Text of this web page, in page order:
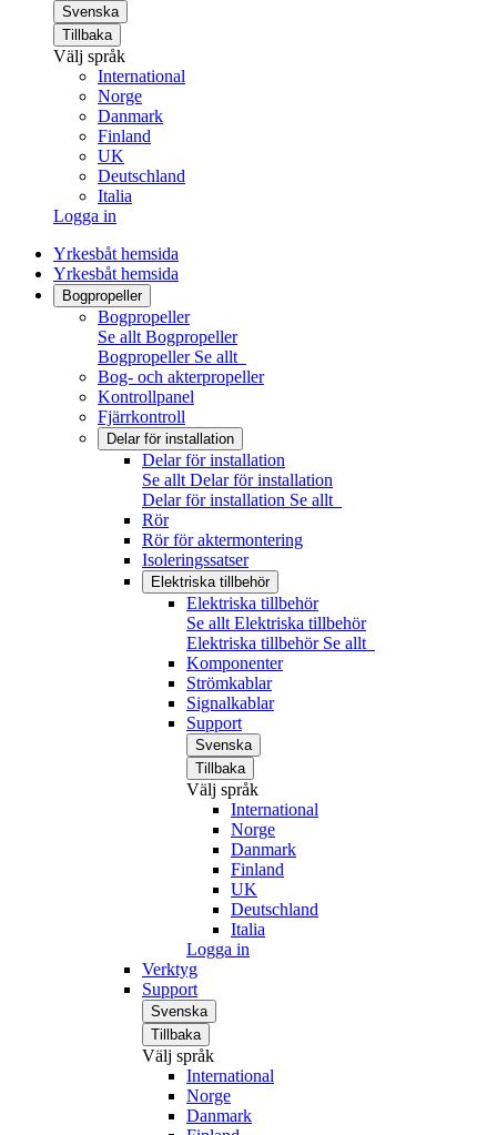
Svenska
Tillbaka
Välj språk
International
Norge
Danmark
Finland
UK
Deutschland
Italia
Logga in
Yrkesbåt hemsida
Yrkesbåt hemsida
Bogpropeller
Bogpropeller
Se allt Bogpropeller
Bogpropeller Se allt
Bog- och akterpropeller
Kontrollpanel
Fjärrkontroll
Delar för installation
Delar för installation
Se allt Delar för installation
Delar för installation Se allt
Rör
Rör för aktermontering
Isoleringssatser
Elektriska tillbehör
Elektriska tillbehör
Se allt Elektriska tillbehör
Elektriska tillbehör Se allt
Komponenter
Strömkablar
Signalkablar
Support
Svenska
Tillbaka
Välj språk
International
Norge
Danmark
Finland
UK
Deutschland
Italia
Logga in
Verktyg
Support
Svenska
Tillbaka
Välj språk
International
Norge
Danmark